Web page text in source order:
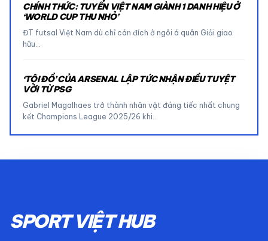
CHÍNH THỨC: TUYỂN VIỆT NAM GIÀNH 1 DANH HIỆU Ở
‘WORLD CUP THU NHỎ’
ĐT futsal Việt Nam dù chỉ cán đích ở ngôi á quân Giải giao
hữu…
‘TỘI ĐỒ’ CỦA ARSENAL LẬP TỨC NHẬN ĐIỀU TUYỆT
VỜI TỪ PSG
Gabriel Magalhaes trở thành nhân vật đáng tiếc nhất chung
kết Champions League 2025/26 khi…
SPORT VIỆT HUB